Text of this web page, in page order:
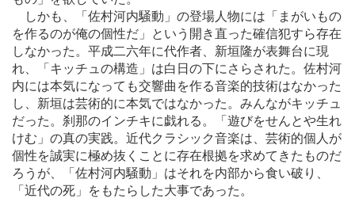
しかも、「佐村河内騒動」の登場人物には「まがいもの
を作るのが俺の個性だ」という開き直った確信犯すら存在
しなかった。平成二六年に代作者、新垣隆が表舞台に現
れ、「キッチュの構造」は白日の下にさらされた。佐村河
内には本気になっても交響曲を作る音楽的技術はなかった
し、新垣は芸術的に本気ではなかった。みんながキッチュ
だった。刹那のインチキに戯れる。「遊びをせんとや生れ
けむ」の真の実践。近代クラシック音楽は、芸術的個人が
個性を誠実に極め抜くことに存在根拠を求めてきたものだ
ろうが、「佐村河内騒動」はそれを内部から食い破り、
「近代の死」をもたらした大事であった。